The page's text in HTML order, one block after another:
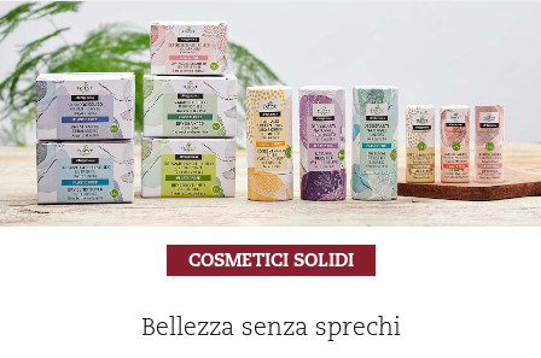
COSMETICI SOLIDI
Bellezza senza sprechi